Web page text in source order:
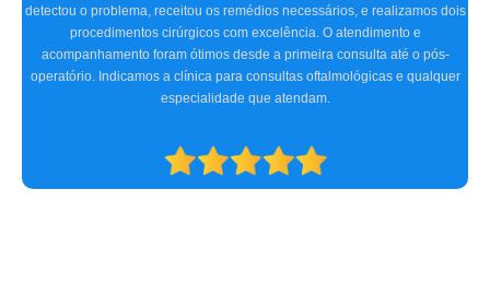
detectou o problema, receitou os remédios necessários, e realizamos dois
procedimentos cirúrgicos com excelência. O atendimento e
acompanhamento foram ótimos desde a primeira consulta até o pós-
operatório. Indicamos a clínica para consultas oftalmológicas e qualquer
especialidade que atendam.